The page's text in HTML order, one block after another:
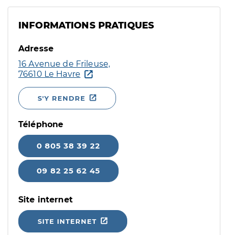
INFORMATIONS PRATIQUES
Adresse
16 Avenue de Frileuse,
76610 Le Havre
S'Y RENDRE
Téléphone
0 805 38 39 22
09 82 25 62 45
Site internet
SITE INTERNET